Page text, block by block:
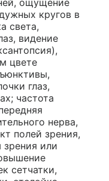
ощущение
кругов в
света,
видение
цвете
глаз,
частота
нерва,
полей зрения,
зрения или
сетчатки,